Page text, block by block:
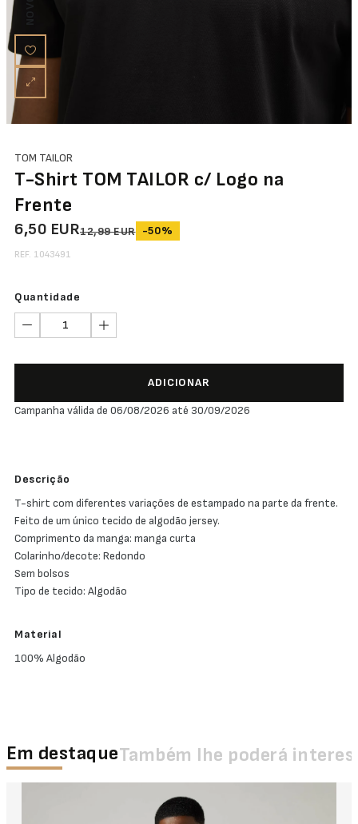
NOVO
TOM TAILOR
T-Shirt TOM TAILOR c/ Logo na
Frente
6,50 EUR12,99 EUR -50%
REF. 1043491
Quantidade
ADICIONAR
Campanha válida de 06/08/2026 até 30/09/2026
Descrição
T-shirt com diferentes variações de estampado na parte da frente.
Feito de um único tecido de algodão jersey.
Comprimento da manga: manga curta
Colarinho/decote: Redondo
Sem bolsos
Tipo de tecido: Algodão
Material
100% Algodão
Em destaqueTambém lhe poderá